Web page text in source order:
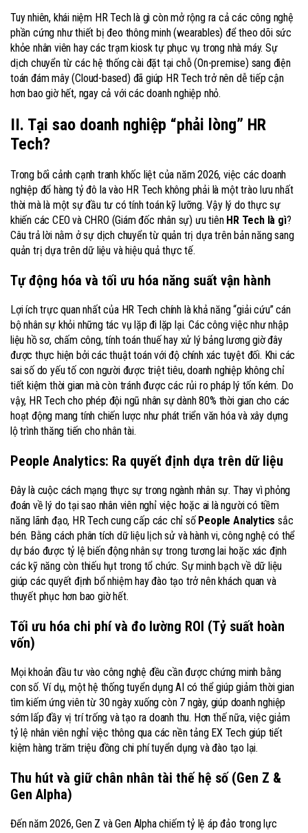
Tuy nhiên, khái niệm HR Tech là gì còn mở rộng ra cả các công nghệ
phần cứng như thiết bị đeo thông minh (wearables) để theo dõi sức
khỏe nhân viên hay các trạm kiosk tự phục vụ trong nhà máy. Sự
dịch chuyển từ các hệ thống cài đặt tại chỗ (On-premise) sang điện
toán đám mây (Cloud-based) đã giúp HR Tech trở nên dễ tiếp cận
hơn bao giờ hết, ngay cả với các doanh nghiệp nhỏ.
II. Tại sao doanh nghiệp “phải lòng” HR
Tech?
Trong bối cảnh cạnh tranh khốc liệt của năm 2026, việc các doanh
nghiệp đổ hàng tỷ đô la vào HR Tech không phải là một trào lưu nhất
thời mà là một sự đầu tư có tính toán kỹ lưỡng. Vậy lý do thực sự
khiến các CEO và CHRO (Giám đốc nhân sự) ưu tiên HR Tech là gì?
Câu trả lời nằm ở sự dịch chuyển từ quản trị dựa trên bản năng sang
quản trị dựa trên dữ liệu và hiệu quả thực tế.
Tự động hóa và tối ưu hóa năng suất vận hành
Lợi ích trực quan nhất của HR Tech chính là khả năng “giải cứu” cán
bộ nhân sự khỏi những tác vụ lặp đi lặp lại. Các công việc như nhập
liệu hồ sơ, chấm công, tính toán thuế hay xử lý bảng lương giờ đây
được thực hiện bởi các thuật toán với độ chính xác tuyệt đối. Khi các
sai số do yếu tố con người được triệt tiêu, doanh nghiệp không chỉ
tiết kiệm thời gian mà còn tránh được các rủi ro pháp lý tốn kém. Do
vậy, HR Tech cho phép đội ngũ nhân sự dành 80% thời gian cho các
hoạt động mang tính chiến lược như phát triển văn hóa và xây dựng
lộ trình thăng tiến cho nhân tài.
People Analytics: Ra quyết định dựa trên dữ liệu
Đây là cuộc cách mạng thực sự trong ngành nhân sự. Thay vì phỏng
đoán về lý do tại sao nhân viên nghỉ việc hoặc ai là người có tiềm
năng lãnh đạo, HR Tech cung cấp các chỉ số People Analytics sắc
bén. Bằng cách phân tích dữ liệu lịch sử và hành vi, công nghệ có thể
dự báo được tỷ lệ biến động nhân sự trong tương lai hoặc xác định
các kỹ năng còn thiếu hụt trong tổ chức. Sự minh bạch về dữ liệu
giúp các quyết định bổ nhiệm hay đào tạo trở nên khách quan và
thuyết phục hơn bao giờ hết.
Tối ưu hóa chi phí và đo lường ROI (Tỷ suất hoàn
vốn)
Mọi khoản đầu tư vào công nghệ đều cần được chứng minh bằng
con số. Ví dụ, một hệ thống tuyển dụng AI có thể giúp giảm thời gian
tìm kiếm ứng viên từ 30 ngày xuống còn 7 ngày, giúp doanh nghiệp
sớm lấp đầy vị trí trống và tạo ra doanh thu. Hơn thế nữa, việc giảm
tỷ lệ nhân viên nghỉ việc thông qua các nền tảng EX Tech giúp tiết
kiệm hàng trăm triệu đồng chi phí tuyển dụng và đào tạo lại.
Thu hút và giữ chân nhân tài thế hệ số (Gen Z &
Gen Alpha)
Đến năm 2026, Gen Z và Gen Alpha chiếm tỷ lệ áp đảo trong lực